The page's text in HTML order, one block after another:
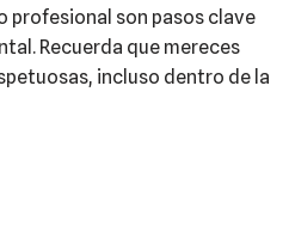
profesional son pasos clave
Recuerda que mereces
incluso dentro de la